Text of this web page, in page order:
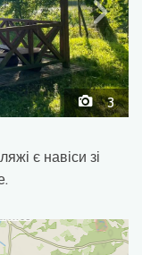
3
є навіси зі